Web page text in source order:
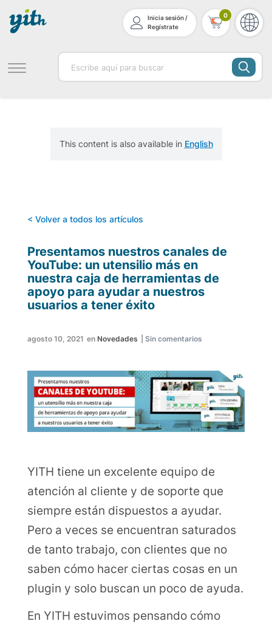
Inicia sesión /
Regístrate
0
This content is also available in English
< Volver a todos los artículos
Presentamos nuestros canales de
YouTube: un utensilio más en
nuestra caja de herramientas de
apoyo para ayudar a nuestros
usuarios a tener éxito
agosto 10, 2021 en Novedades Sin comentarios
YITH tiene un excelente equipo de
atención al cliente y de soporte que
siempre están dispuestos a ayudar.
Pero a veces se encuentran saturados
de tanto trabajo, con clientes que no
saben cómo hacer ciertas cosas en un
plugin y solo buscan un poco de ayuda.
En YITH estuvimos pensando cómo